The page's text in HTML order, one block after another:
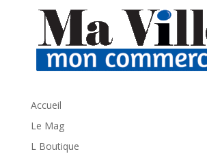
Accueil
Le Mag
L Boutique